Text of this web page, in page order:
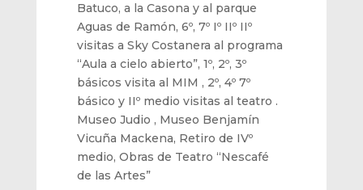
Batuco, a la Casona y al parque
Aguas de Ramón, 6º, 7º Iº IIº IIº
visitas a Sky Costanera al programa
“Aula a cielo abierto”, 1º, 2º, 3º
básicos visita al MIM , 2º, 4º 7º
básico y IIº medio visitas al teatro .
Museo Judio , Museo Benjamín
Vicuña Mackena, Retiro de IVº
medio, Obras de Teatro “Nescafé
de las Artes”